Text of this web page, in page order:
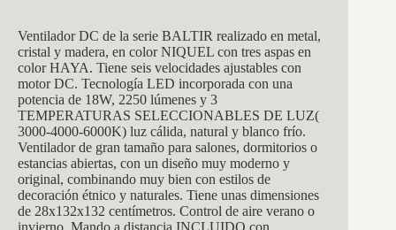
Ventilador DC de la serie BALTIR realizado en metal,
cristal y madera, en color NIQUEL con tres aspas en
color HAYA. Tiene seis velocidades ajustables con
motor DC. Tecnología LED incorporada con una
potencia de 18W, 2250 lúmenes y 3
TEMPERATURAS SELECCIONABLES DE LUZ(
3000-4000-6000K) luz cálida, natural y blanco frío.
Ventilador de gran tamaño para salones, dormitorios o
estancias abiertas, con un diseño muy moderno y
original, combinando muy bien con estilos de
decoración étnico y naturales. Tiene unas dimensiones
de 28x132x132 centímetros. Control de aire verano o